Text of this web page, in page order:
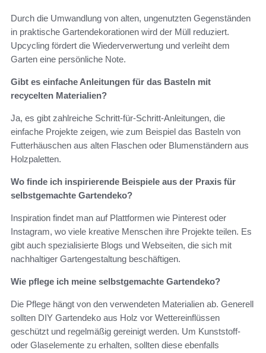
Durch die Umwandlung von alten, ungenutzten Gegenständen
in praktische Gartendekorationen wird der Müll reduziert.
Upcycling fördert die Wiederverwertung und verleiht dem
Garten eine persönliche Note.
Gibt es einfache Anleitungen für das Basteln mit
recycelten Materialien?
Ja, es gibt zahlreiche Schritt-für-Schritt-Anleitungen, die
einfache Projekte zeigen, wie zum Beispiel das Basteln von
Futterhäuschen aus alten Flaschen oder Blumenständern aus
Holzpaletten.
Wo finde ich inspirierende Beispiele aus der Praxis für
selbstgemachte Gartendeko?
Inspiration findet man auf Plattformen wie Pinterest oder
Instagram, wo viele kreative Menschen ihre Projekte teilen. Es
gibt auch spezialisierte Blogs und Webseiten, die sich mit
nachhaltiger Gartengestaltung beschäftigen.
Wie pflege ich meine selbstgemachte Gartendeko?
Die Pflege hängt von den verwendeten Materialien ab. Generell
sollten DIY Gartendeko aus Holz vor Wettereinflüssen
geschützt und regelmäßig gereinigt werden. Um Kunststoff-
oder Glaselemente zu erhalten, sollten diese ebenfalls